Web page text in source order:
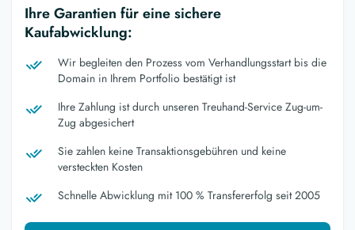
Ihre Garantien für eine sichere
Kaufabwicklung:
Wir begleiten den Prozess vom Verhandlungsstart bis die
Domain in Ihrem Portfolio bestätigt ist
Ihre Zahlung ist durch unseren Treuhand-Service Zug-um-
Zug abgesichert
Sie zahlen keine Transaktionsgebühren und keine
versteckten Kosten
Schnelle Abwicklung mit 100 % Transfererfolg seit 2005